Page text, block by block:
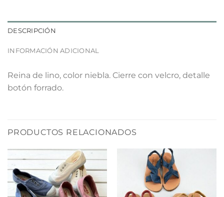
DESCRIPCIÓN
INFORMACIÓN ADICIONAL
Reina de lino, color niebla. Cierre con velcro, detalle
botón forrado.
PRODUCTOS RELACIONADOS